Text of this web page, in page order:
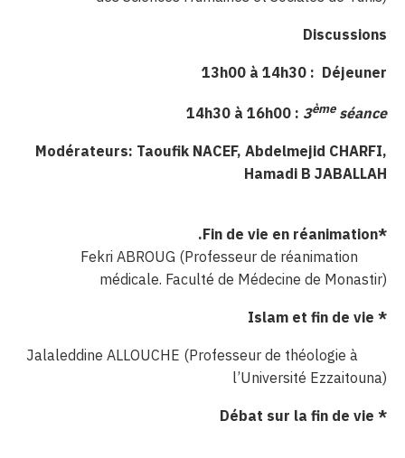
Discussions
13h00 à 14h30 : Déjeuner
14h30 à 16h00 : 3èmeséance
Modérateurs: Taoufik NACEF, Abdelmejid CHARFI,
Hamadi B JABALLAH
*
Fin de vie en réanimation.
Fekri ABROUG (Professeur de réanimation
médicale. Faculté de Médecine de Monastir)
*
Islam et fin de vie
Jalaleddine ALLOUCHE (Professeur de théologie à
l’Université Ezzaitouna)
*
Débat sur la fin de vie